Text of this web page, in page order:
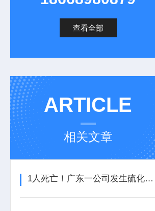
查看全部
ARTICLE
相关文章
1人死亡！广东一公司发生硫化氢中毒事故